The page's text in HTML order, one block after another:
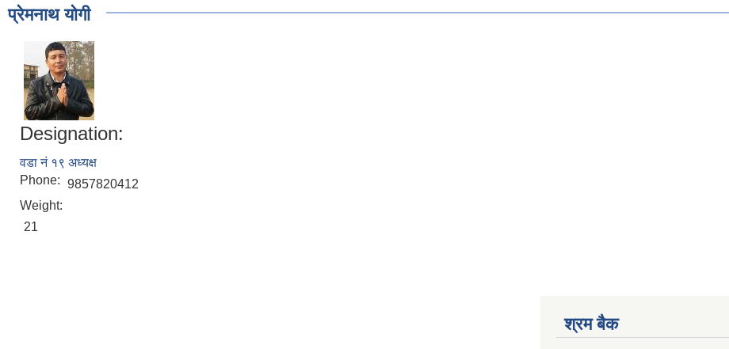
प्रेमनाथ योगी
Designation:
वडा नं १९ अध्यक्ष
Phone: 9857820412
Weight:
21
श्रम बैक